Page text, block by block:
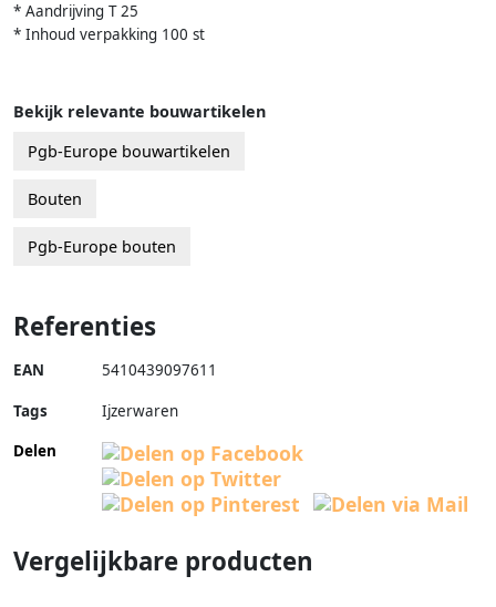
* Aandrijving T 25
* Inhoud verpakking 100 st
Bekijk relevante bouwartikelen
Pgb-Europe bouwartikelen
Bouten
Pgb-Europe bouten
Referenties
EAN 5410439097611
Tags
Ijzerwaren
Delen
Vergelijkbare producten